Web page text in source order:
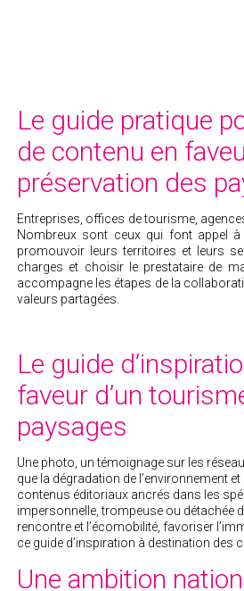
Le guide pratique
de contenu en
préservation des
Entreprises, offices de tourisme,
Nombreux sont ceux qui font appel
promouvoir leurs territoires et leurs
charges et choisir le prestataire de
accompagne les étapes de la
valeurs partagées.
Le guide
faveur d’un
paysages
Une photo, un témoignage sur les
que la dégradation de l’environnement
contenus éditoriaux ancrés dans les
impersonnelle, trompeuse ou détachée
rencontre et l’écomobilité, favoriser
ce guide d’inspiration à destination des
Une ambition